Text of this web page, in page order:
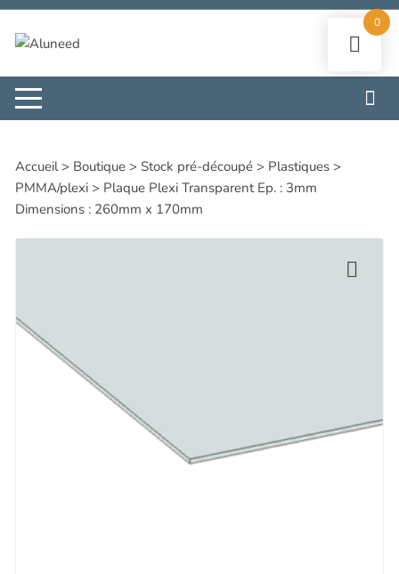
Aller
contenu
Accueil> Boutique >Stock pré-découpé > Plastiques >
PMMA/plexi > Plaque Plexi Transparent Ep. : 3mm
Dimensions : 260mm x 170mm
0